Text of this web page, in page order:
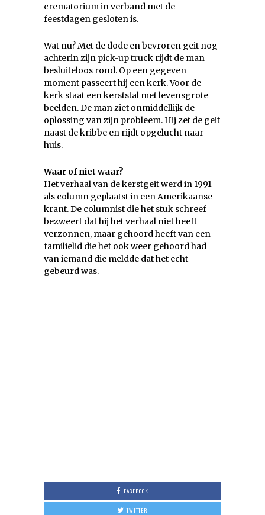
crematorium in verband met de
feestdagen gesloten is.
Wat nu? Met de dode en bevroren geit nog
achterin zijn pick-up truck rijdt de man
besluiteloos rond. Op een gegeven
moment passeert hij een kerk. Voor de
kerk staat een kerststal met levensgrote
beelden. De man ziet onmiddellijk de
oplossing van zijn probleem. Hij zet de geit
naast de kribbe en rijdt opgelucht naar
huis.
Waar of niet waar?
Het verhaal van de kerstgeit werd in 1991
als column geplaatst in een Amerikaanse
krant. De columnist die het stuk schreef
bezweert dat hij het verhaal niet heeft
verzonnen, maar gehoord heeft van een
familielid die het ook weer gehoord had
van iemand die meldde dat het echt
gebeurd was.
FACEBOOK
TWITTER